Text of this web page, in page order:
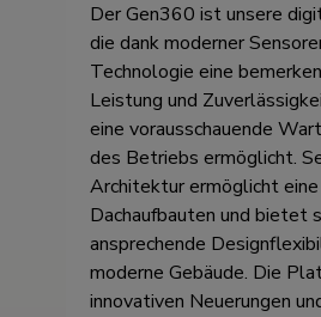
Der Gen360 ist unsere
die dank moderner
Technologie eine
Leistung und
eine vorausschauende
des Betriebs ermöglicht.
Architektur ermöglicht eine
Dachaufbauten und bietet
ansprechende
moderne Gebäude. Die
innovativen Neuerungen